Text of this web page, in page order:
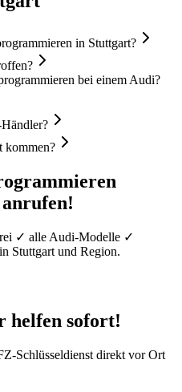
in Stuttgart?
bei einem Audi?
kommen?
✓ alleAudi-Modelle ✓
Stuttgart und Region.
helfen sofort!
Schlüsseldienst direkt vor Ort